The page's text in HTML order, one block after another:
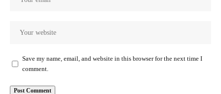
Save my name, email, and website in this browser for the next time I
comment.